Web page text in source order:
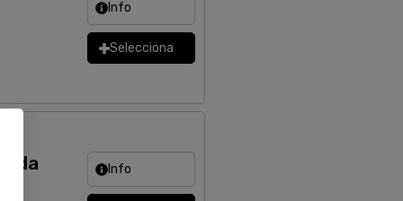
Info
Selecciona
Info